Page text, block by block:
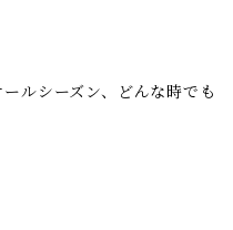
ルシーズン、どんな時でも